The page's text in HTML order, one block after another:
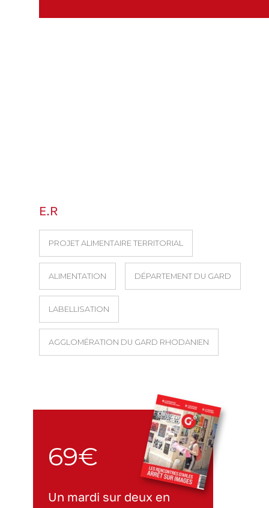
E.R
PROJET ALIMENTAIRE TERRITORIAL
ALIMENTATION DÉPARTEMENT DU GARD
LABELLISATION
AGGLOMÉRATION DU GARD RHODANIEN
69€
Un mardi sur deux en